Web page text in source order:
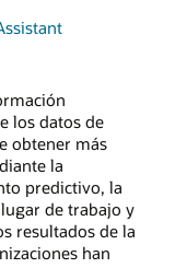
los datos de
obtener más
la
predictivo, la
de trabajo y
resultados de la
han